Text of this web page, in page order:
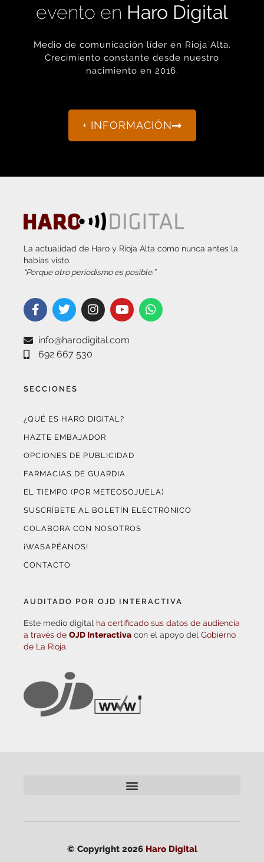
evento en Haro Digital
Medio de comunicación líder en Rioja Alta.
Crecimiento constante desde nuestro
nacimiento en 2016.
+ INFORMACIÓN
La actualidad de Haro y Rioja Alta como nunca antes la
habías visto.
“Porque otro periodismo es posible.”
info@harodigital.com
692 667 530
SECCIONES
¿QUÉ ES HARO DIGITAL?
HAZTE EMBAJADOR
OPCIONES DE PUBLICIDAD
FARMACIAS DE GUARDIA
EL TIEMPO (POR METEOSOJUELA)
SUSCRÍBETE AL BOLETÍN ELECTRÓNICO
COLABORA CON NOSOTROS
¡WASAPÉANOS!
CONTACTO
AUDITADO POR OJD INTERACTIVA
Este medio digital ha certificado sus datos de audiencia
a través de OJD Interactiva con el apoyo del Gobierno
de La Rioja.
© Copyright 2026 Haro Digital